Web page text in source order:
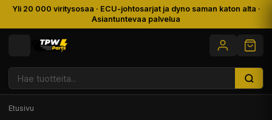
Yli 20 000 viritysosaa · ECU-johtosarjat ja dyno saman katon alta ·
Asiantuntevaa palvelua
Etusivu